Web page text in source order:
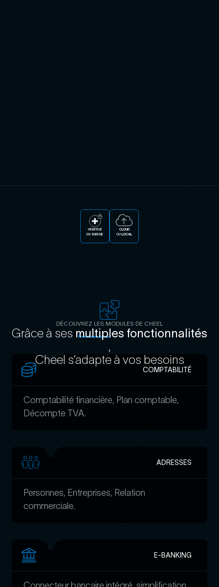
HÉBERGÉ
EN SUISSE
CLOUD
OU
LOCAL
DÉCOUVREZ LES MODULES DE CHEEL
Grâce à ses multiples fonctionnalités
,
Cheel s’adapte à vos besoins
COMPTABILITÉ
Comptabilité financière, Plan comptable,
Décompte TVA.
ADRESSES
Personnes, Entreprises, Relation
commerciale.
E-BANKING